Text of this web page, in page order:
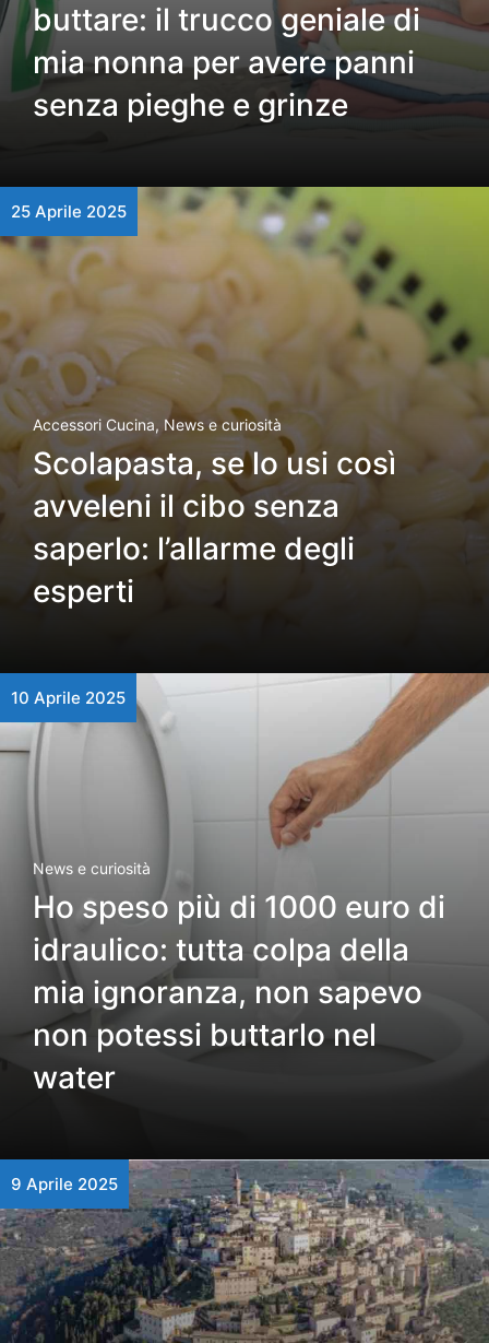
buttare: il trucco geniale di
mia nonna per avere panni
senza pieghe e grinze
25 Aprile 2025
Accessori Cucina, News e curiosità
Scolapasta, se lo usi così
avveleni il cibo senza
saperlo: l’allarme degli
esperti
10 Aprile 2025
News e curiosità
Ho speso più di 1000 euro di
idraulico: tutta colpa della
mia ignoranza, non sapevo
non potessi buttarlo nel
water
9 Aprile 2025